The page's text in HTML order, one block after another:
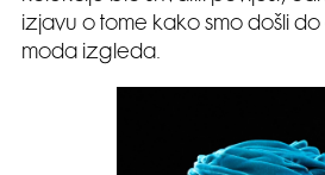
izjavu o tome kako smo došli
moda izgleda.